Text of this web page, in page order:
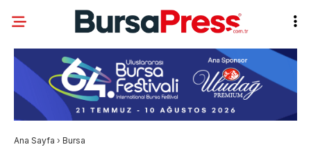
Ana Sayfa › Bursa